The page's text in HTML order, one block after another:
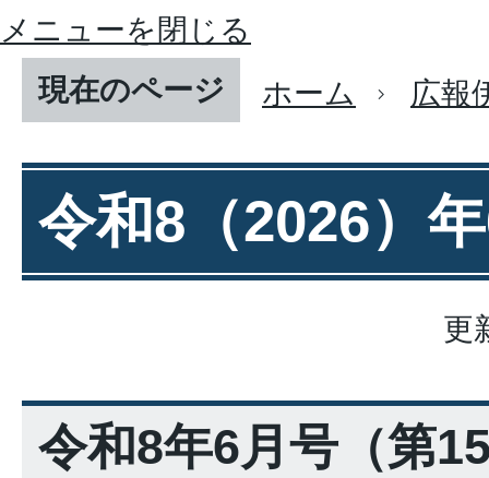
メニューを閉じる
現在のページ
ホーム 広報
令和8（2026）
更
令和8年6月号（第